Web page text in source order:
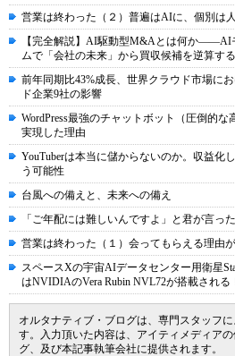
営業は終わった（２）普遍はAIに、個別は
【完全解説】AI駆動型M&Aとは何か――AI
ムで「会社の未来」から買収候補を逆算する
前年同期比43%成長、世界クラウド市場に
ド企業9社の影響
WordPress最強のチャットボット（圧倒的
実現した理由
YouTuberは本当に儲からないのか。収益化
う可能性
台風への備えと、未来への備え
「ご年配には難しいんですよ」と君が言っ
営業は終わった（１）会ってもらえる理由
スペースXの宇宙AIデータセンター用衛星
はNVIDIAのVera Rubin NVL72が搭載される
オルタナティブ・ブログは、専門スタッフ
す。入力頂いた内容は、アイティメディア
グ、及び本記事執筆会社に提供されます。